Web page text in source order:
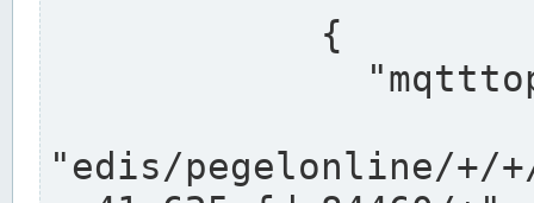
"edis/pegelonline/+/